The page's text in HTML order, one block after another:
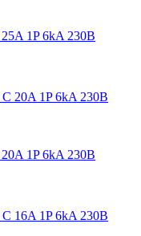
1P 6kA 230В
1P 6kA 230В